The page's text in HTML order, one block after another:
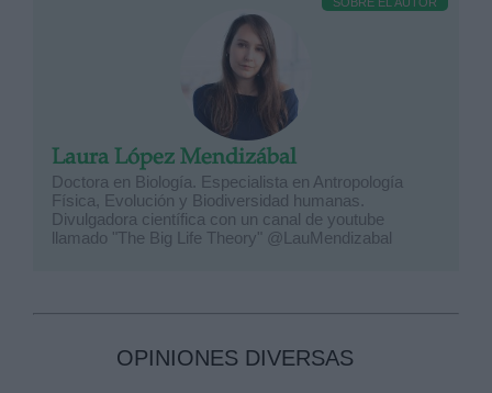
Laura López Mendizábal
Doctora en Biología. Especialista en Antropología
Física, Evolución y Biodiversidad humanas.
Divulgadora científica con un canal de youtube
llamado "The Big Life Theory" @LauMendizabal
OPINIONES DIVERSAS